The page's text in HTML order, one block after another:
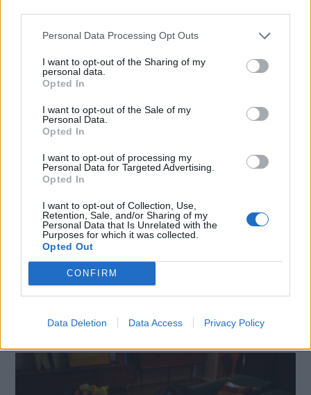
Personal Data Processing Opt Outs
I want to opt-out of the Sharing of my
personal data.
Opted In
I want to opt-out of the Sale of my
Personal Data.
Opted In
I want to opt-out of processing my
Personal Data for Targeted Advertising.
Opted In
I want to opt-out of Collection, Use,
Retention, Sale, and/or Sharing of my
Personal Data that Is Unrelated with the
Purposes for which it was collected.
Opted Out
CONFIRM
Data Deletion Data Access Privacy Policy
LE MIGLIORI OFFERTE AMAZON
SMARTPHONE E NON SOLO: TECNOGAZZETTA
XIAOMI PRESENTA I NUOVI REDMI 17 SERIES,